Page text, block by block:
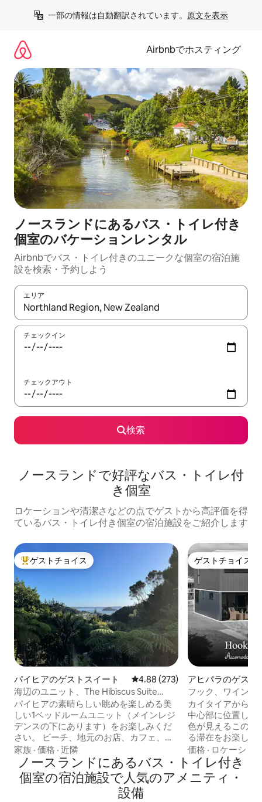
一部の情報は自動翻訳されています。 原文を表示
Airbnbでホスティング
ノースランドにあるバス・トイレ付き
個室のバケーションレンタル
Airbnbでバス・トイレ付きのユニークな個室の宿泊施
設を検索・予約しよう
エリア
検索結果が表示されたら、上下の矢印キーを使って移動するか
チェックイン
チェックアウト
検索
ノースランドで好評なバス・トイレ付
き個室
ロケーションや清潔さなどの点でゲストから高評価を得
ているバス・トイレ付き個室の宿泊施設をご紹介します
大好評のゲストチョイスです。
ゲストチョイス
パイヒアのゲストスイート レビュー273件、5つ星中4.88つ
4.88 (273)
海辺のユニット、The Hibiscus Suite
Paihia！
パイヒアの素晴らしい眺めを楽しめる美
しい1ベッドルームユニット（メインレジ
デンスの下にあります）をお楽しみくだ
さい。 ビーチ、地元のお店、カフェ、レ
ストランまで徒歩圏内です。 クイーンサ
イズのベッドルームと、ラウンジに折り
たたみ式ソファベッドがある広々とした
リビングで4名様がご宿泊いただけます。
バスルーム、ランドリー、屋外エリア。
家族 · 価格 · 近隣
ゲストチョイス
ゲストチョイス
アヒパラのゲスト
フック、ワイン、
カイタイアからわ
中心部に位置し、
色が見えるこのユ
る滞在をお楽しみくださ
ャワーの圧、ベッ
ています。 徒歩圏内にはゴルフクラブ、
公園、ポンプト
へのアクセスがあります
価格 · ロケーショ
ノースランドにあるバス・トイレ付き
個室の宿泊施設で人気のアメニティ・
設備